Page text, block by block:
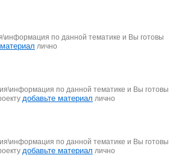
по данной тематике и Вы готовы
лично
по данной тематике и Вы готовы
добавьте материал лично
по данной тематике и Вы готовы
добавьте материал лично